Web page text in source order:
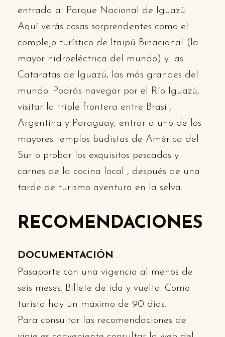
entrada al Parque Nacional de Iguazú.
Aquí verás cosas sorprendentes como el
complejo turístico de Itaipú Binacional (la
mayor hidroeléctrica del mundo) y las
Cataratas de Iguazú, las más grandes del
mundo. Podrás navegar por el Río Iguazú,
visitar la triple frontera entre Brasil,
Argentina y Paraguay, entrar a uno de los
mayores templos budistas de América del
Sur o probar los exquisitos pescados y
carnes de la cocina local , después de una
tarde de turismo aventura en la selva.
RECOMENDACIONES
DOCUMENTACIÓN
Pasaporte con una vigencia al menos de
seis meses. Billete de ida y vuelta. Como
turista hay un máximo de 90 días.
Para consultar las recomendaciones de